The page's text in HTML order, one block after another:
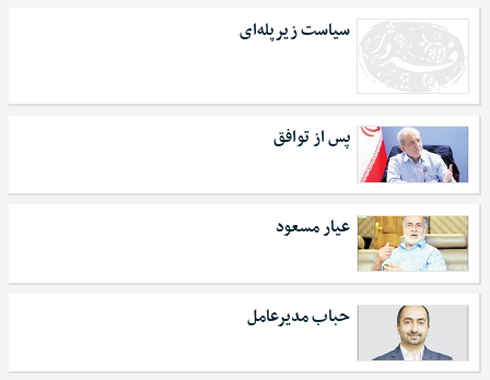
سیاست زیرپله‌ای
پس از توافق
عیار مسعود
حباب مدیرعامل